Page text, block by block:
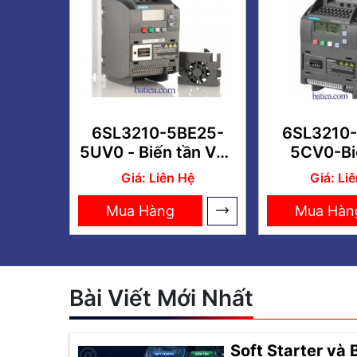
6SL3210-5BE25-
5UV0 - Biến tần V20
3-phase 5.5kW
Giá: Liên Hệ
Mua Hàng
5CV0-
0.75kW 3
Giá:
Mua
Bài Viết Mới Nhất
Soft Starter và